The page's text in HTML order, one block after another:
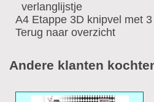
verlanglijstje
A4 Etappe 3D knipvel met
Terug naar overzicht
Andere klanten